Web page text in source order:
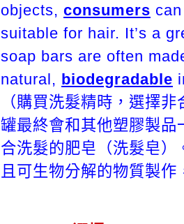
objects, consumers
suitable for hair. It’s a
soap bars are often
natural, biodegradable
（購買洗髮精時，選擇
罐最終會和其他塑膠製
合洗髮的肥皂（洗髮皂
且可生物分解的物質製